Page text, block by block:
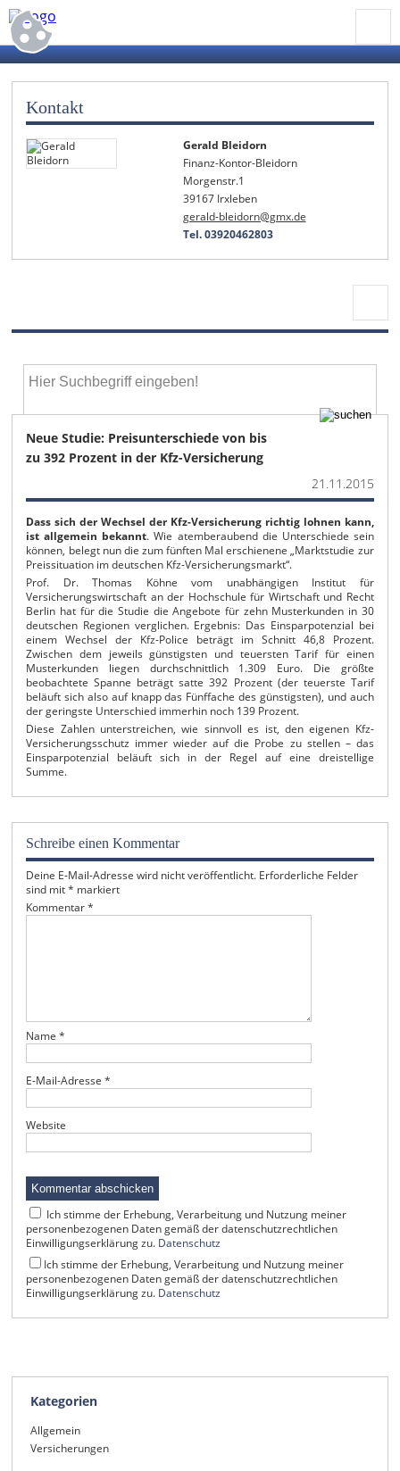
Kontakt
Gerald Bleidorn
Finanz-Kontor-Bleidorn
Morgenstr.1
39167 Irxleben
gerald-bleidorn@gmx.de
Tel. 03920462803
Neue Studie: Preisunterschiede von bis
zu 392 Prozent in der Kfz-Versicherung
21.11.2015
Dass sich der Wechsel der Kfz-Versicherung richtig lohnen kann,
ist allgemein bekannt. Wie atemberaubend die Unterschiede sein
können, belegt nun die zum fünften Mal erschienene „Marktstudie zur
Preissituation im deutschen Kfz-Versicherungsmarkt“.
Prof. Dr. Thomas Köhne vom unabhängigen Institut für
Versicherungswirtschaft an der Hochschule für Wirtschaft und Recht
Berlin hat für die Studie die Angebote für zehn Musterkunden in 30
deutschen Regionen verglichen. Ergebnis: Das Einsparpotenzial bei
einem Wechsel der Kfz-Police beträgt im Schnitt 46,8 Prozent.
Zwischen dem jeweils günstigsten und teuersten Tarif für einen
Musterkunden liegen durchschnittlich 1.309 Euro. Die größte
beobachtete Spanne beträgt satte 392 Prozent (der teuerste Tarif
beläuft sich also auf knapp das Fünffache des günstigsten), und auch
der geringste Unterschied immerhin noch 139 Prozent.
Diese Zahlen unterstreichen, wie sinnvoll es ist, den eigenen Kfz-
Versicherungsschutz immer wieder auf die Probe zu stellen – das
Einsparpotenzial beläuft sich in der Regel auf eine dreistellige
Summe.
Schreibe einen Kommentar
Deine E-Mail-Adresse wird nicht veröffentlicht. Erforderliche Felder
sind mit* markiert
Kommentar*
Name*
E-Mail-Adresse*
Website
Ich stimme der Erhebung, Verarbeitung und Nutzung meiner
personenbezogenen Daten gemäß der datenschutzrechtlichen
Einwilligungserklärung zu. Datenschutz
Ich stimme der Erhebung, Verarbeitung und Nutzung meiner
personenbezogenen Daten gemäß der datenschutzrechtlichen
Einwilligungserklärung zu. Datenschutz
Kategorien
Allgemein
Versicherungen